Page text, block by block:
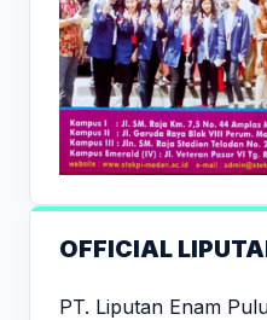
OFFICIAL
PT. Liputan Enam